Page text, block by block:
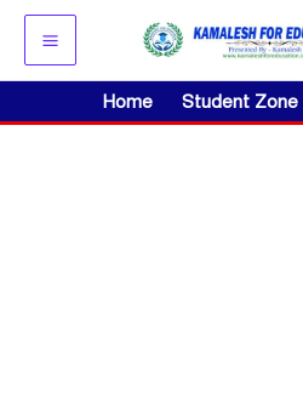
Skip
content
Home Student Zone